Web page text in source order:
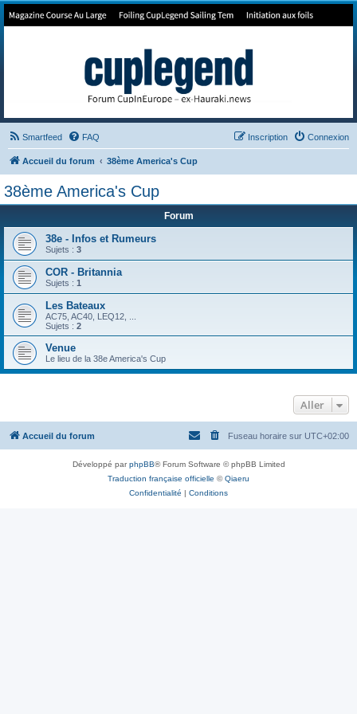
Forum de Cup In Europe
Smartfeed FAQ Connexion
Inscription
Accueil du forum 38ème America's Cup
38ème America's Cup
Forum
38e - Infos et Rumeurs
Sujets : 3
COR - Britannia
Sujets : 1
Les Bateaux
AC75, AC40, LEQ12, ...
Sujets : 2
Venue
Le lieu de la 38e America's Cup
Aller
Accueil du forum Fuseau horaire sur UTC+02:00
Développé parphpBB® Forum Software © phpBB Limited
Traduction française officielle ©Qiaeru
Confidentialité
Conditions